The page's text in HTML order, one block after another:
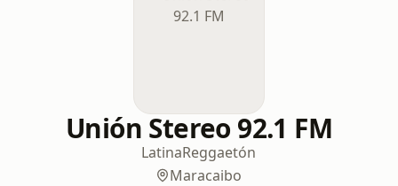
Unión Stereo 92.1 FM
LatinaReggaetón
Maracaibo